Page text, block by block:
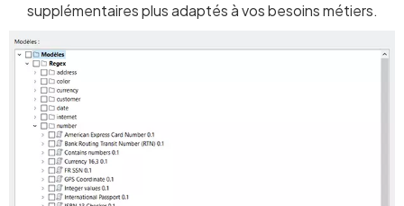
supplémentaires plus adaptés à vos besoins métiers.